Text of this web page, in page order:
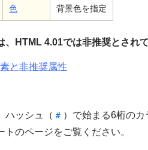
色 背景色を指定
、HTML 4.01では非推奨とされ
と非推奨属性
ハッシュ（ # ）で始まる6桁のカ
トのページをご覧ください。